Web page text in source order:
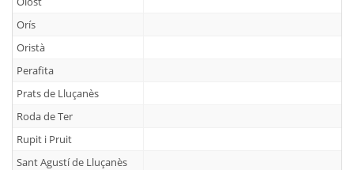
Orís
Oristà
Perafita
Prats de Lluçanès
Roda de Ter
Rupit i Pruit
Sant Agustí de Lluçanès